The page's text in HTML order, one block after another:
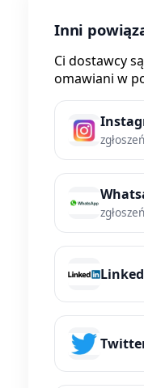
Inni
Ci dostawcy
omawiani w
zgłoszeń
zgłoszeń